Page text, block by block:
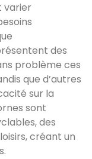
varier
des
problème ces
que d’autres
sur la
sont
des
créant un